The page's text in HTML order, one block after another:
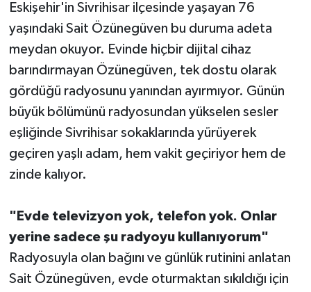
Eskişehir'in Sivrihisar ilçesinde yaşayan 76
yaşındaki Sait Özünegüven bu duruma adeta
meydan okuyor. Evinde hiçbir dijital cihaz
barındırmayan Özünegüven, tek dostu olarak
gördüğü radyosunu yanından ayırmıyor. Günün
büyük bölümünü radyosundan yükselen sesler
eşliğinde Sivrihisar sokaklarında yürüyerek
geçiren yaşlı adam, hem vakit geçiriyor hem de
zinde kalıyor.
"Evde televizyon yok, telefon yok. Onlar
yerine sadece şu radyoyu kullanıyorum"
Radyosuyla olan bağını ve günlük rutinini anlatan
Sait Özünegüven, evde oturmaktan sıkıldığı için